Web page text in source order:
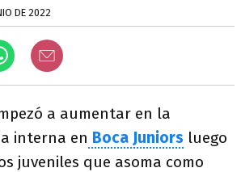
DE 2022
a aumentar en la
interna en Boca Juniors luego
juveniles que asoma como